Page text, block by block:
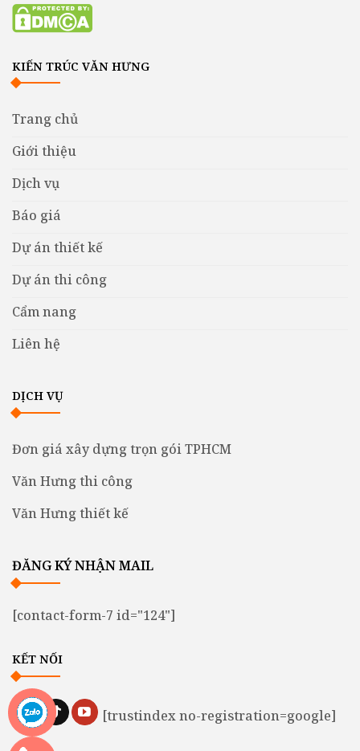
KIẾN TRÚC VĂN HƯNG
Trang chủ
Giới thiệu
Dịch vụ
Báo giá
Dự án thiết kế
Dự án thi công
Cẩm nang
Liên hệ
DỊCH VỤ
Đơn giá xây dựng trọn gói TPHCM
Văn Hưng thi công
Văn Hưng thiết kế
ĐĂNG KÝ NHẬN MAIL
[contact-form-7 id="124"]
KẾT NỐI
[trustindex no-registration=google]